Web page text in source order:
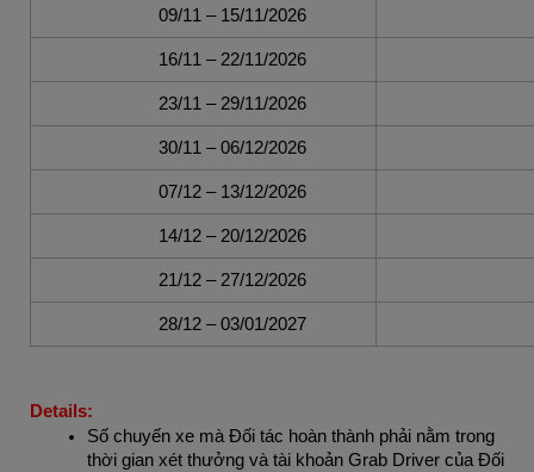
09/11 – 15/11/2026
16/11 – 22/11/2026
23/11 – 29/11/2026
30/11 – 06/12/2026
07/12 – 13/12/2026
14/12 – 20/12/2026
21/12 – 27/12/2026
28/12 – 03/01/2027
Details:
Số chuyến xe mà Đối tác hoàn thành phải nằm trong
thời gian xét thưởng và tài khoản Grab Driver của Đối